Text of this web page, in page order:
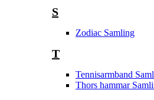
S
Zodiac Samling
T
Tennisarmband
Thors hammar